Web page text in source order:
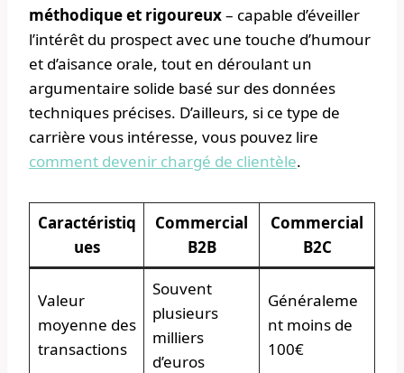
méthodique et rigoureux– capable d’éveiller
l’intérêt du prospect avec une touche d’humour
et d’aisance orale, tout en déroulant un
argumentaire solide basé sur des données
techniques précises. D’ailleurs, si ce type de
carrière vous intéresse, vous pouvez lire
comment devenir chargé de clientèle.
Caractéristiq
ues
Commercial
B2B
Commercial
B2C
Valeur
moyenne des
transactions
Souvent
plusieurs
milliers
d’euros
Généraleme
nt moins de
100€